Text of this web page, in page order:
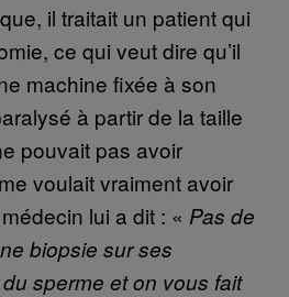
il traitait un patient qui
ce qui veut dire qu’il
machine fixée à son
à partir de la taille
pouvait pas avoir
voulait vraiment avoir
lui a dit : « Pas de
biopsie sur ses
du sperme et on vous fait